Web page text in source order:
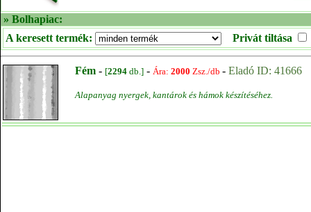
» Bolhapiac:
A keresett termék:
Privát tiltása
Fém - [2294 db.] - Ára: 2000 Zsz./db - Eladó ID: 41666
Alapanyag nyergek, kantárok és hámok készítéséhez.